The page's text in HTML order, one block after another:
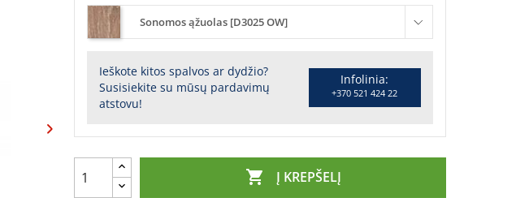
Sonomos ąžuolas [D3025 OW]
Ieškote kitos spalvos ar dydžio?
Susisiekite su mūsų pardavimų
atstovu!
Infolinia:
+370 521 424 22
 Į KREPŠELĮ